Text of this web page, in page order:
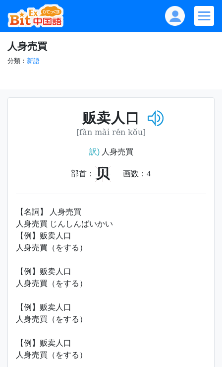
人身売買
分類： 新語
贩卖人口
[fàn mài rén kǒu]
訳)人身売買
部首： 贝 画数： 4
【名詞】 人身売買
人身売買 じんしんばいかい
【例】贩卖人口
人身売買（をする）
【例】贩卖人口
人身売買（をする）
【例】贩卖人口
人身売買（をする）
【例】贩卖人口
人身売買（をする）